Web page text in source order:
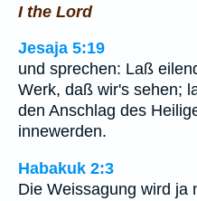
I the Lord
Jesaja 5:19
und sprechen: Laß
Werk, daß wir's sehen;
den Anschlag des
innewerden.
Habakuk 2:3
Die Weissagung wird ja